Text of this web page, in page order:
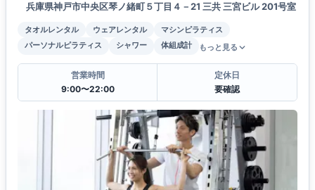
兵庫県神戸市中央区琴ノ緒町５丁目４－21 三共 三宮ビル 201号室
タオルレンタル ウェアレンタル
マシンピラティス
パーソナルピラティス
シャワー 体組成計 もっと見る
営業時間
9:00〜22:00
定休日
要確認